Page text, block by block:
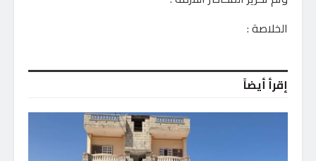
الخلاصة :
إقرأ أيضاً